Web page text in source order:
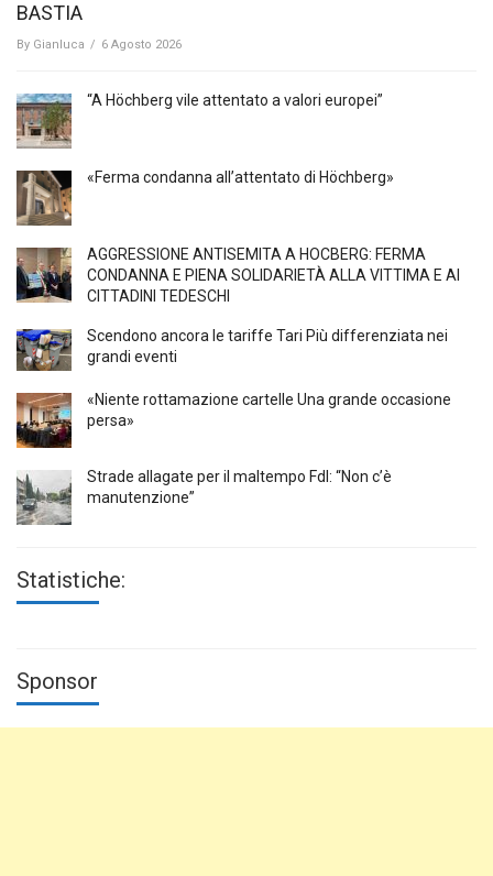
BASTIA
By Gianluca / 6 Agosto 2026
“A Höchberg vile attentato a valori europei”
«Ferma condanna all’attentato di Höchberg»
AGGRESSIONE ANTISEMITA A HÖCBERG: FERMA
CONDANNA E PIENA SOLIDARIETÀ ALLA VITTIMA E AI
CITTADINI TEDESCHI
Scendono ancora le tariffe Tari Più differenziata nei
grandi eventi
«Niente rottamazione cartelle Una grande occasione
persa»
Strade allagate per il maltempo FdI: “Non c’è
manutenzione”
Statistiche:
Sponsor